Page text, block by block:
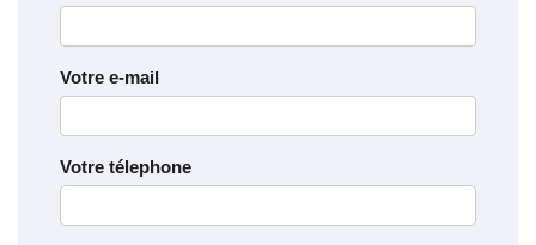
Votre e-mail
Votre télephone